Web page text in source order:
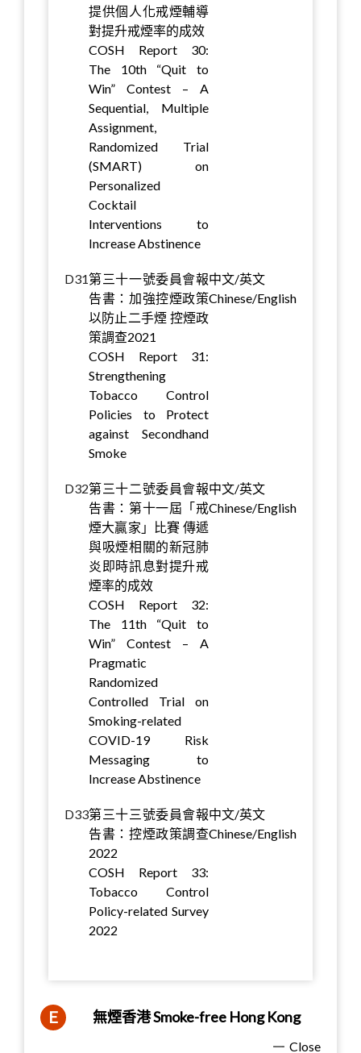
提供個人化戒煙輔導
對提升戒煙率的成效
COSH Report 30:
The 10th “Quit to
Win” Contest – A
Sequential, Multiple
Assignment,
Randomized Trial
(SMART) on
Personalized
Cocktail
Interventions to
Increase Abstinence
D31第三十一號委員會報
告書：加強控煙政策
以防止二手煙 控煙政
策調查2021
COSH Report 31:
Strengthening
Tobacco Control
Policies to Protect
against Secondhand
Smoke
中文/英文
Chinese/English
D32第三十二號委員會報
告書：第十一屆「戒
煙大贏家」比賽 傳遞
與吸煙相關的新冠肺
炎即時訊息對提升戒
煙率的成效
COSH Report 32:
The 11th “Quit to
Win” Contest – A
Pragmatic
Randomized
Controlled Trial on
Smoking-related
COVID-19 Risk
Messaging to
Increase Abstinence
中文/英文
Chinese/English
D33第三十三號委員會報
告書：控煙政策調查
2022
COSH Report 33:
Tobacco Control
Policy-related Survey
2022
中文/英文
Chinese/English
E 無煙香港 Smoke-free Hong Kong
Close